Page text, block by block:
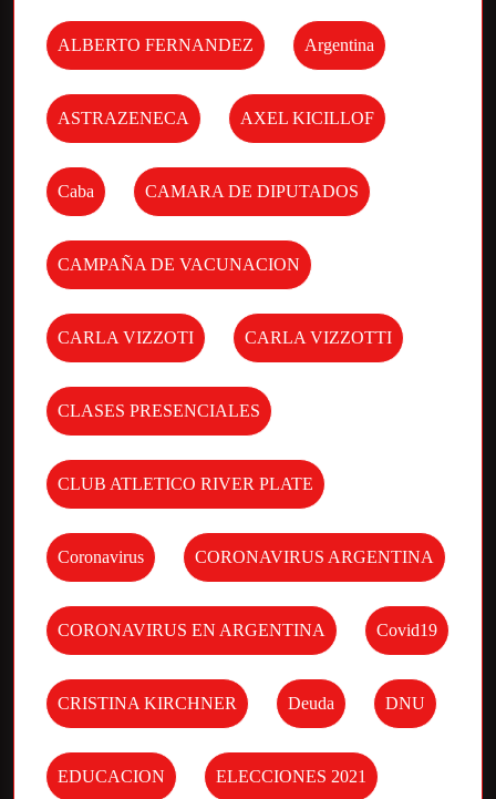
ALBERTO FERNANDEZ Argentina
ASTRAZENECA AXEL KICILLOF
Caba CAMARA DE DIPUTADOS
CAMPAÑA DE VACUNACION
CARLA VIZZOTI CARLA VIZZOTTI
CLASES PRESENCIALES
CLUB ATLETICO RIVER PLATE
Coronavirus CORONAVIRUS ARGENTINA
CORONAVIRUS EN ARGENTINA Covid19
CRISTINA KIRCHNER Deuda DNU
EDUCACION ELECCIONES 2021